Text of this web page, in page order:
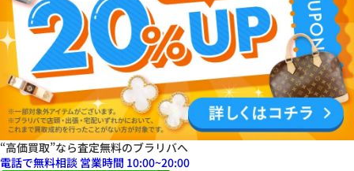
“高価買取”なら査定無料のブラリバへ
電話で無料相談 営業時間 10:00~20:00